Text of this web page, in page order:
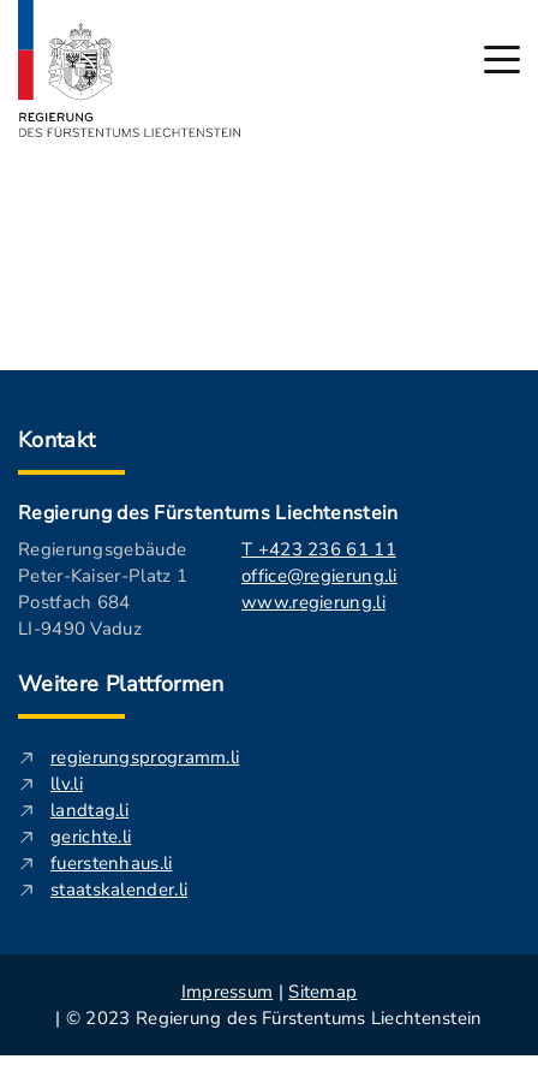
Kontakt
Regierung des Fürstentums Liechtenstein
Regierungsgebäude
Peter-Kaiser-Platz 1
Postfach 684
LI-9490 Vaduz
T +423 236 61 11
office@regierung.li
www.regierung.li
Weitere Plattformen
regierungsprogramm.li
llv.li
landtag.li
gerichte.li
fuerstenhaus.li
staatskalender.li
Impressum | Sitemap
| © 2023 Regierung des Fürstentums Liechtenstein